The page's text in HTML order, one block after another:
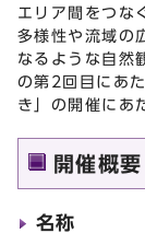
エリア間をつな
多様性や流域の
なるような自然
の第2回目にあ
き」の開催にあ
開催概要
名称